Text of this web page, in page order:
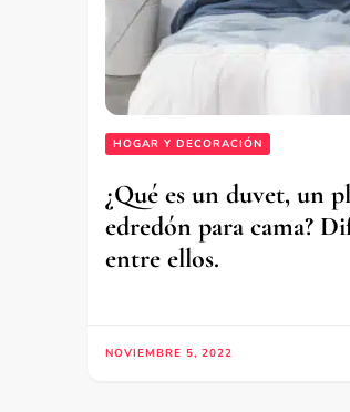
HOGAR Y DECORACIÓN
¿Qué es un duvet, un
edredón para cama?
entre ellos.
NOVIEMBRE 5, 2022